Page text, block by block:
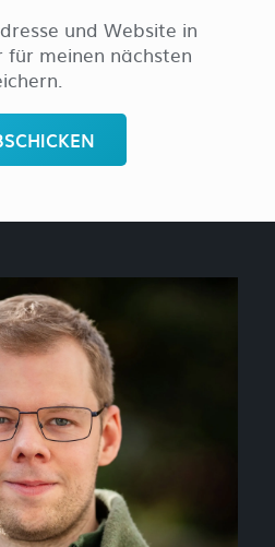
und Website in
für meinen nächsten